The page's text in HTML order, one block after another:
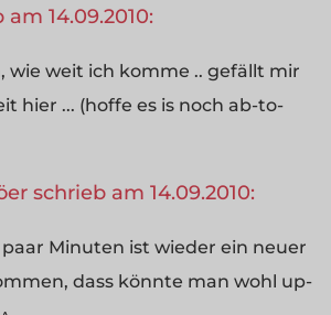
14.09.2010:
wie weit ich komme .. gefällt mir
hier ... (hoffe es is noch ab-to-
schrieb am 14.09.2010:
paar Minuten ist wieder ein neuer
dass könnte man wohl up-